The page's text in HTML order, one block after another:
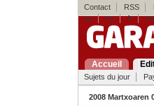
Contact RSS
eu
es fr en
Accueil
Sujets du jour
2008 Martxoaren